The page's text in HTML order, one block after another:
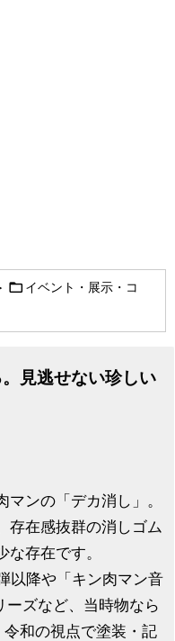
イベント・展示・コ
見逃せない珍しい
ンの「デカ消し」。
存在感抜群の消しゴム
存在です。
以降や「キン肉マン音
ーズなど、当時物なら
和の視点で塗装・記